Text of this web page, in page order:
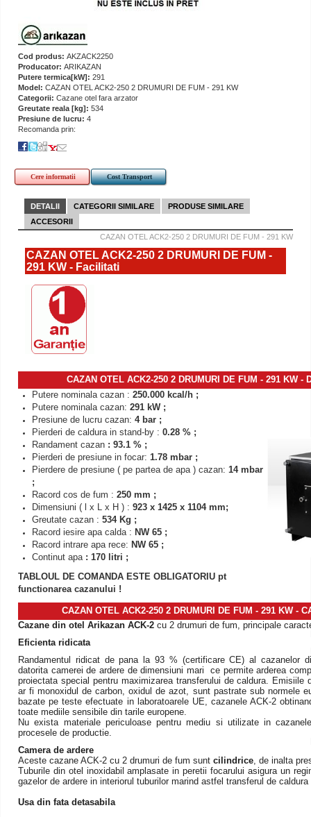
Cod produs: AKZACK2250
Producator: ARIKAZAN
Putere termica[kW]: 291
Model: CAZAN OTEL ACK2-250 2 DRUMURI DE FUM - 291 KW
Categorii: Cazane otel fara arzator
Greutate reala [kg]: 534
Presiune de lucru: 4
Recomanda prin:
Cere informatii Cost Transport
DETALII CATEGORII SIMILARE
PRODUSE SIMILARE
ACCESORII
CAZAN OTEL ACK2-250 2 DRUMURI DE FUM - 291 KW
CAZAN OTEL ACK2-250 2 DRUMURI DE FUM -
291 KW - Facilitati
CAZAN OTEL ACK2-250 2 DRUMURI DE FUM - 291 KW -
Putere nominala cazan : 250.000 kcal/h ;
Putere nominala cazan: 291 kW ;
Presiune de lucru cazan: 4 bar ;
Pierderi de caldura in stand-by : 0.28 % ;
Randament cazan : 93.1 % ;
Pierderi de presiune in focar: 1.78 mbar ;
Pierdere de presiune ( pe partea de apa ) cazan: 14 mbar
;
Racord cos de fum : 250 mm ;
Dimensiuni ( l x L x H ) : 923 x 1425 x 1104 mm;
Greutate cazan : 534 Kg ;
Racord iesire apa calda : NW 65 ;
Racord intrare apa rece: NW 65 ;
Continut apa : 170 litri ;
TABLOUL DE COMANDA ESTE OBLIGATORIU pt
functionarea cazanului !
CAZAN OTEL ACK2-250 2 DRUMURI DE FUM - 291 KW -
Cazane din otel Arikazan ACK-2 cu 2 drumuri de fum, principale
Eficienta ridicata
Randamentul ridicat de pana la 93 % (certificare CE) al cazanelor
datorita camerei de ardere de dimensiuni mari ce permite arderea
proiectata special pentru maximizarea transferului de caldura. Emisiile
ar fi monoxidul de carbon, oxidul de azot, sunt pastrate sub normele
bazate pe teste efectuate in laboratoarele UE, cazanele ACK-2
toate mediile sensibile din tarile europene.
Nu exista materiale periculoase pentru mediu si utilizate in
procesele de productie.
Camera de ardere
Aceste cazane ACK-2 cu 2 drumuri de fum sunt cilindrice, de inalta
Tuburile din otel inoxidabil amplasate in peretii focarului asigura un
gazelor de ardere in interiorul tuburilor marind astfel transferul de
Usa din fata detasabila